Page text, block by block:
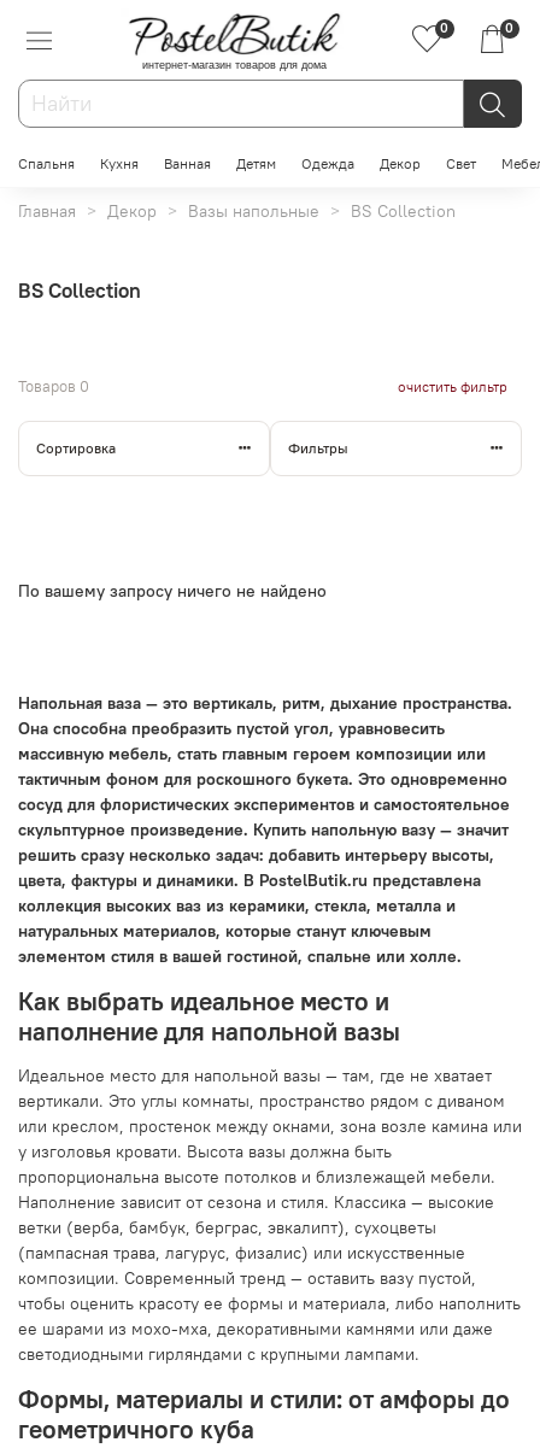
интернет-магазин товаров для дома
0 0
Спальня Кухня Ванная Детям Одежда Декор Свет
Главная Декор Вазы напольные BS Collection
BS Collection
Товаров 0 очистить фильтр
Сортировка Фильтры
По вашему запросу ничего не найдено
Напольная ваза — это вертикаль, ритм, дыхание пространства.
Она способна преобразить пустой угол, уравновесить
массивную мебель, стать главным героем композиции или
тактичным фоном для роскошного букета. Это одновременно
сосуд для флористических экспериментов и самостоятельное
скульптурное произведение. Купить напольную вазу — значит
решить сразу несколько задач: добавить интерьеру высоты,
цвета, фактуры и динамики. В PostelButik.ru представлена
коллекция высоких ваз из керамики, стекла, металла и
натуральных материалов, которые станут ключевым
элементом стиля в вашей гостиной, спальне или холле.
Как выбрать идеальное место и
наполнение для напольной вазы
Идеальное место для напольной вазы — там, где не хватает
вертикали. Это углы комнаты, пространство рядом с диваном
или креслом, простенок между окнами, зона возле камина или
у изголовья кровати. Высота вазы должна быть
пропорциональна высоте потолков и близлежащей мебели.
Наполнение зависит от сезона и стиля. Классика — высокие
ветки (верба, бамбук, берграс, эвкалипт), сухоцветы
(пампасная трава, лагурус, физалис) или искусственные
композиции. Современный тренд — оставить вазу пустой,
чтобы оценить красоту ее формы и материала, либо наполнить
ее шарами из мохо-мха, декоративными камнями или даже
светодиодными гирляндами с крупными лампами.
Формы, материалы и стили: от амфоры до
геометричного куба